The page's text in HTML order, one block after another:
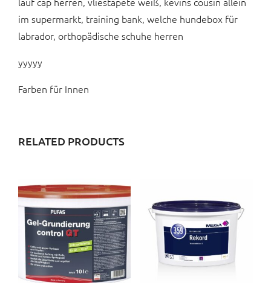
im supermarkt, training bank, welche hundebox für
labrador, orthopädische schuhe herren
yyyyy
Farben für Innen
RELATED PRODUCTS